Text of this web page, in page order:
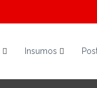
Insumos